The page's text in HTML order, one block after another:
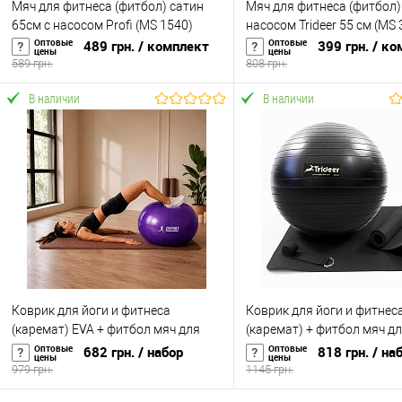
Мяч для фитнеса (фитбол) сатин
65см с насосом Profi (MS 1540)
Оптовые
цены 489 грн. / комплект
589 грн.
В корзину
Купить в 1 клик
К сравнению
В избранное
В наличии
Мяч для фитнеса (фитбол)
насосом Trideer 55 см (MS
Оптовые
цены 399 грн. /
808 грн.
Купить в 1 клик
К
В избранное
В
В наличии
Коврик для йоги и фитнеса
(каремат) EVA + фитбол мяч для
фитнеса, беременных 65 см
OSPORT Set 115 (n-0148)
Оптовые
цены 682 грн. / набор
979 грн.
В наличии
Коврик для йоги и
(каремат) + фитбол мяч
фитнеса 65 см + ремень
OSPORT Set 95 (n-0125)
Оптовые
цены 818 грн. /
1145 грн.